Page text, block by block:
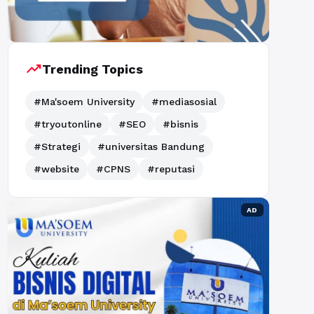
trending_upTrending Topics
#Ma'soem University
#mediasosial
#tryoutonline
#SEO
#bisnis
#Strategi
#universitas Bandung
#website
#CPNS #reputasi
AD